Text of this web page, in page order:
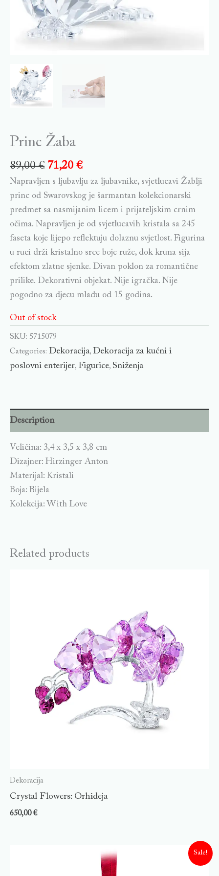
Princ Žaba
89,00€ 71,20 €
Napravljen s ljubavlju za ljubavnike, svjetlucavi Žablji
princ od Swarovskog je šarmantan kolekcionarski
predmet sa nasmijanim licem i prijateljskim crnim
očima. Napravljen je od svjetlucavih kristala sa 245
faseta koje lijepo reflektuju dolaznu svjetlost. Figurina
u ruci drži kristalno srce boje ruže, dok kruna sija
efektom zlatne sjenke. Divan poklon za romantične
prilike. Dekorativni objekat. Nije igračka. Nije
pogodno za djecu mlađu od 15 godina.
Out of stock
SKU: 5715079
Categories: Dekoracija, Dekoracija za kućni i
poslovni enterijer, Figurice, Sniženja
Description
Veličina: 3,4 x 3,5 x 3,8 cm
Dizajner: Hirzinger Anton
Materijal: Kristali
Boja: Bijela
Kolekcija: With Love
Related products
Dekoracija
Crystal Flowers: Orhideja
650,00€
Sale!